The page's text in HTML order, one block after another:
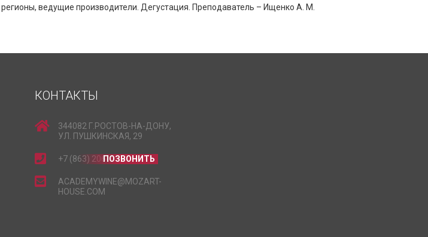
ведущие производители. Дегустация. Преподаватель – Ищенко А. М.
КОНТАКТЫ
344082 Г.РОСТОВ-НА-ДОНУ,
УЛ. ПУШКИНСКАЯ, 29
+7 (863) 206-15-15
ПОЗВОНИТЬ
ACADEMYWINE@MOZART-
HOUSE.COM